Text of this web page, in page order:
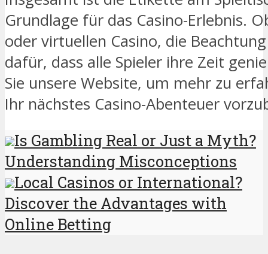
Grundlage für das Casino-Erlebnis.
oder virtuellen Casino, die
dafür, dass alle Spieler ihre Zeit
Sie unsere Website, um mehr zu
Ihr nächstes Casino-Abenteuer
Is Gambling Real or Just a Myth?
Understanding Misconceptions
Local Casinos or International?
Discover the Advantages with
Online Betting